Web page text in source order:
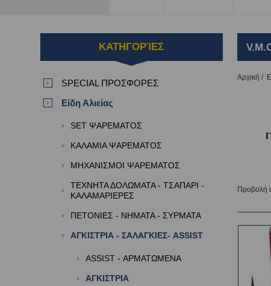
Αρχική /
Προβολή
ΚΑΤΗΓΟΡΊΕΣ
SPECIAL ΠΡΟΣΦΟΡΕΣ
Είδη Αλιείας
SET ΨΑΡΕΜΑΤΟΣ
ΚΑΛΑΜΙΑ ΨΑΡΕΜΑΤΟΣ
ΜΗΧΑΝΙΣΜΟΙ ΨΑΡΕΜΑΤΟΣ
ΤΕΧΝΗΤΑ ΔΟΛΩΜΑΤΑ - ΤΣΑΠΑΡΙ -
ΚΑΛΑΜΑΡΙΕΡΕΣ
ΠΕΤΟΝΙΕΣ - ΝΗΜΑΤΑ - ΣΥΡΜΑΤΑ
ΑΓΚΙΣΤΡΙΑ - ΣΑΛΑΓΚΙΕΣ- ASSIST
ASSIST - ΑΡΜΑΤΩΜΕΝΑ
ΑΓΚΙΣΤΡΙΑ